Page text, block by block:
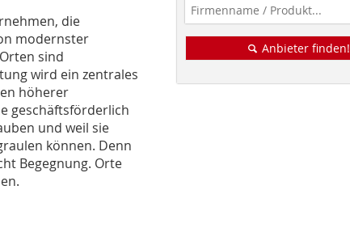
die
modernster
sind
wird ein zentrales
höherer
geschäftsförderlich
und weil sie
können. Denn
Begegnung. Orte
Anbieter finden!